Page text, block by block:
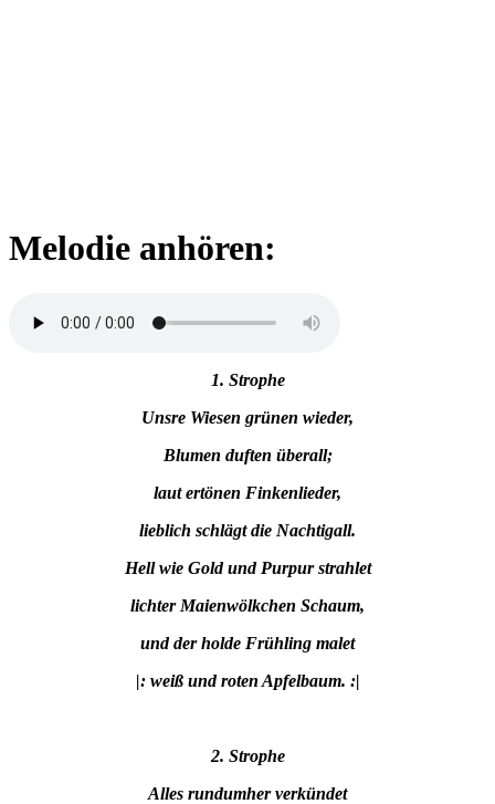
Melodie anhören:
1. Strophe
Unsre Wiesen grünen wieder,
Blumen duften überall;
laut ertönen Finkenlieder,
lieblich schlägt die Nachtigall.
Hell wie Gold und Purpur strahlet
lichter Maienwölkchen Schaum,
und der holde Frühling malet
|: weiß und roten Apfelbaum. :|
2. Strophe
Alles rundumher verkündet